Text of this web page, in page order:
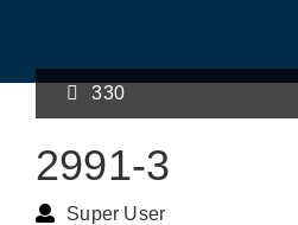
330
2991-3
Super User